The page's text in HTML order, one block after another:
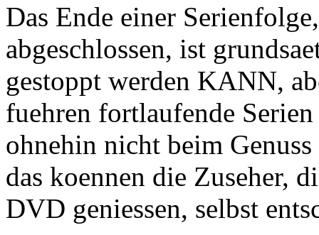
Das Ende einer
abgeschlossen, ist
gestoppt werden KANN,
fuehren fortlaufende
ohnehin nicht beim
das koennen die Zuseher,
DVD geniessen, selbst